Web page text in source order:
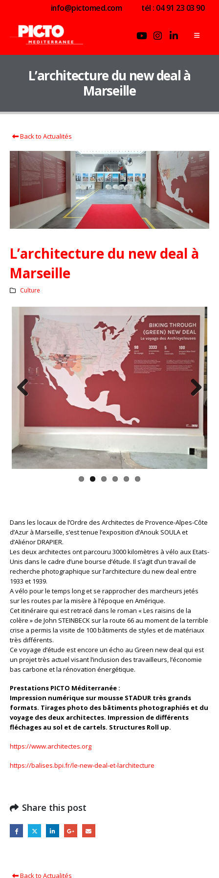
info@pictomed.com tél : 04 91 23 03 90
L’architecture du new deal à
Marseille
Back to Actualités
L’architecture du new deal à
Marseille
Culture
Dans les locaux de l’Ordre des Architectes de Provence-Alpes-Côte
d’Azur à Marseille, s’est tenue l’exposition d’Anouk SOULA et
d’Aliénor DRAPIER.
Les deux architectes ont parcouru 3000 kilomètres à vélo aux Etats-
Unis dans le cadre d’une bourse d’étude. Il s’agit d’un travail de
recherche photographique sur l’architecture du new deal entre
1933 et 1939.
A vélo pour le temps long et se rapprocher des marcheurs jetés
sur les routes par la misère à l’époque en Amérique.
Cet itinéraire qui est retracé dans le roman « Les raisins de la
colère » de John STEINBECK sur la route 66 au moment de la terrible
crise a permis la visite de 100 bâtiments de styles et de matériaux
très différents.
Ce voyage d’étude est encore un écho au Green new deal qui est
un projet très actuel visant l’inclusion des travailleurs, l’économie
bas carbone et la rénovation énergétique.
Prestations PICTO Méditerranée :
Impression numérique sur mousse STADUR très grands
formats. Tirages photo des bâtiments photographiés et du
voyage des deux architectes. Impression de différents
fléchages au sol et de cartels. Structures Roll up.
https://www.architectes.org
https://balises.bpi.fr/le-new-deal-et-larchitecture
Share this post
Back to Actualités